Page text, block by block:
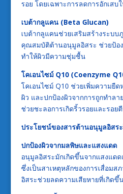
รอย โดยเฉพาะการลดการอักเสบ
เบต้ากลูแคน (Beta Glucan)
เบต้ากลูแคนช่วยเสริมสร้างระบ
คุณสมบัติต้านอนุมูลอิสระ ช่วยป้อ
ทำให้ผิวมีความชุ่มชื้น
โคเอนไซม์ Q10 (Coenzyme
โคเอนไซม์ Q10 ช่วยเพิ่มความยื
ผิว และปกป้องผิวจากการถูกทำล
ช่วยชะลอการเกิดริ้วรอยและรอย
ประโยชน์ของสารต้านอนุมูลอิสร
ปกป้องผิวจากมลพิษและแสงแดด
อนุมูลอิสระมักเกิดขึ้นจากแสงแด
ซึ่งเป็นสาเหตุหลักของการเสื่อมส
อิสระช่วยลดความเสียหายที่เกิดขึ้